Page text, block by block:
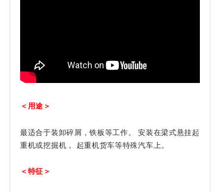
＜用途＞
最适合于装卸碎屑，铁板等工作。 安装在梁式悬挂起
重机或挖掘机， 起重机货车等特殊汽车上。
＜特征＞